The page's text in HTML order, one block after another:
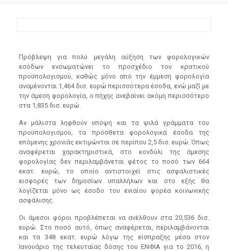
Πρόβλεψη για πολύ μεγάλη αύξηση των φορολογικών
εσόδων ενσωματώνει το προσχέδιο του κρατικού
προϋπολογισμού, καθώς μόνο από την έμμεση φορολογία
αναμένονται 1,464 δισ. ευρώ περισσότερα έσοδα, ενώ μαζί με
την άμεση φορολογία, ο πήχης ανεβαίνει ακόμη περισσότερο
στα 1,835 δισ. ευρώ.
Αν μάλιστα ληφθούν υπόψη και τα ψιλά γράμματα του
προϋπολογισμού, τα πρόσθετα φορολογικά έσοδα της
επόμενης χρονιάς εκτιμώνται σε περίπου 2,5 δισ. ευρώ. Όπως
αναφέρεται χαρακτηριστικά, στο κονδύλι της άμεσης
φορολογίας δεν περιλαμβάνεται φέτος το ποσό των 664
εκατ. ευρώ, το οποίο αντιστοιχεί στις ασφαλιστικές
εισφορές των δημοσίων υπαλλήλων και στο εξής θα
λογίζεται μόνο ως έσοδο του ενιαίου φορέα κοινωνικής
ασφάλισης.
Οι άμεσοι φόροι προβλέπεται να ανέλθουν στα 20,536 δισ.
ευρώ. Στο ποσό αυτό, όπως αναφέρεται, περιλαμβάνονται
και τα 348 εκατ. ευρώ λόγω της είσπραξης μέσα στον
Ιανουάριο της τελευταίας δόσης του ΕΝΦΙΑ για το 2016, η